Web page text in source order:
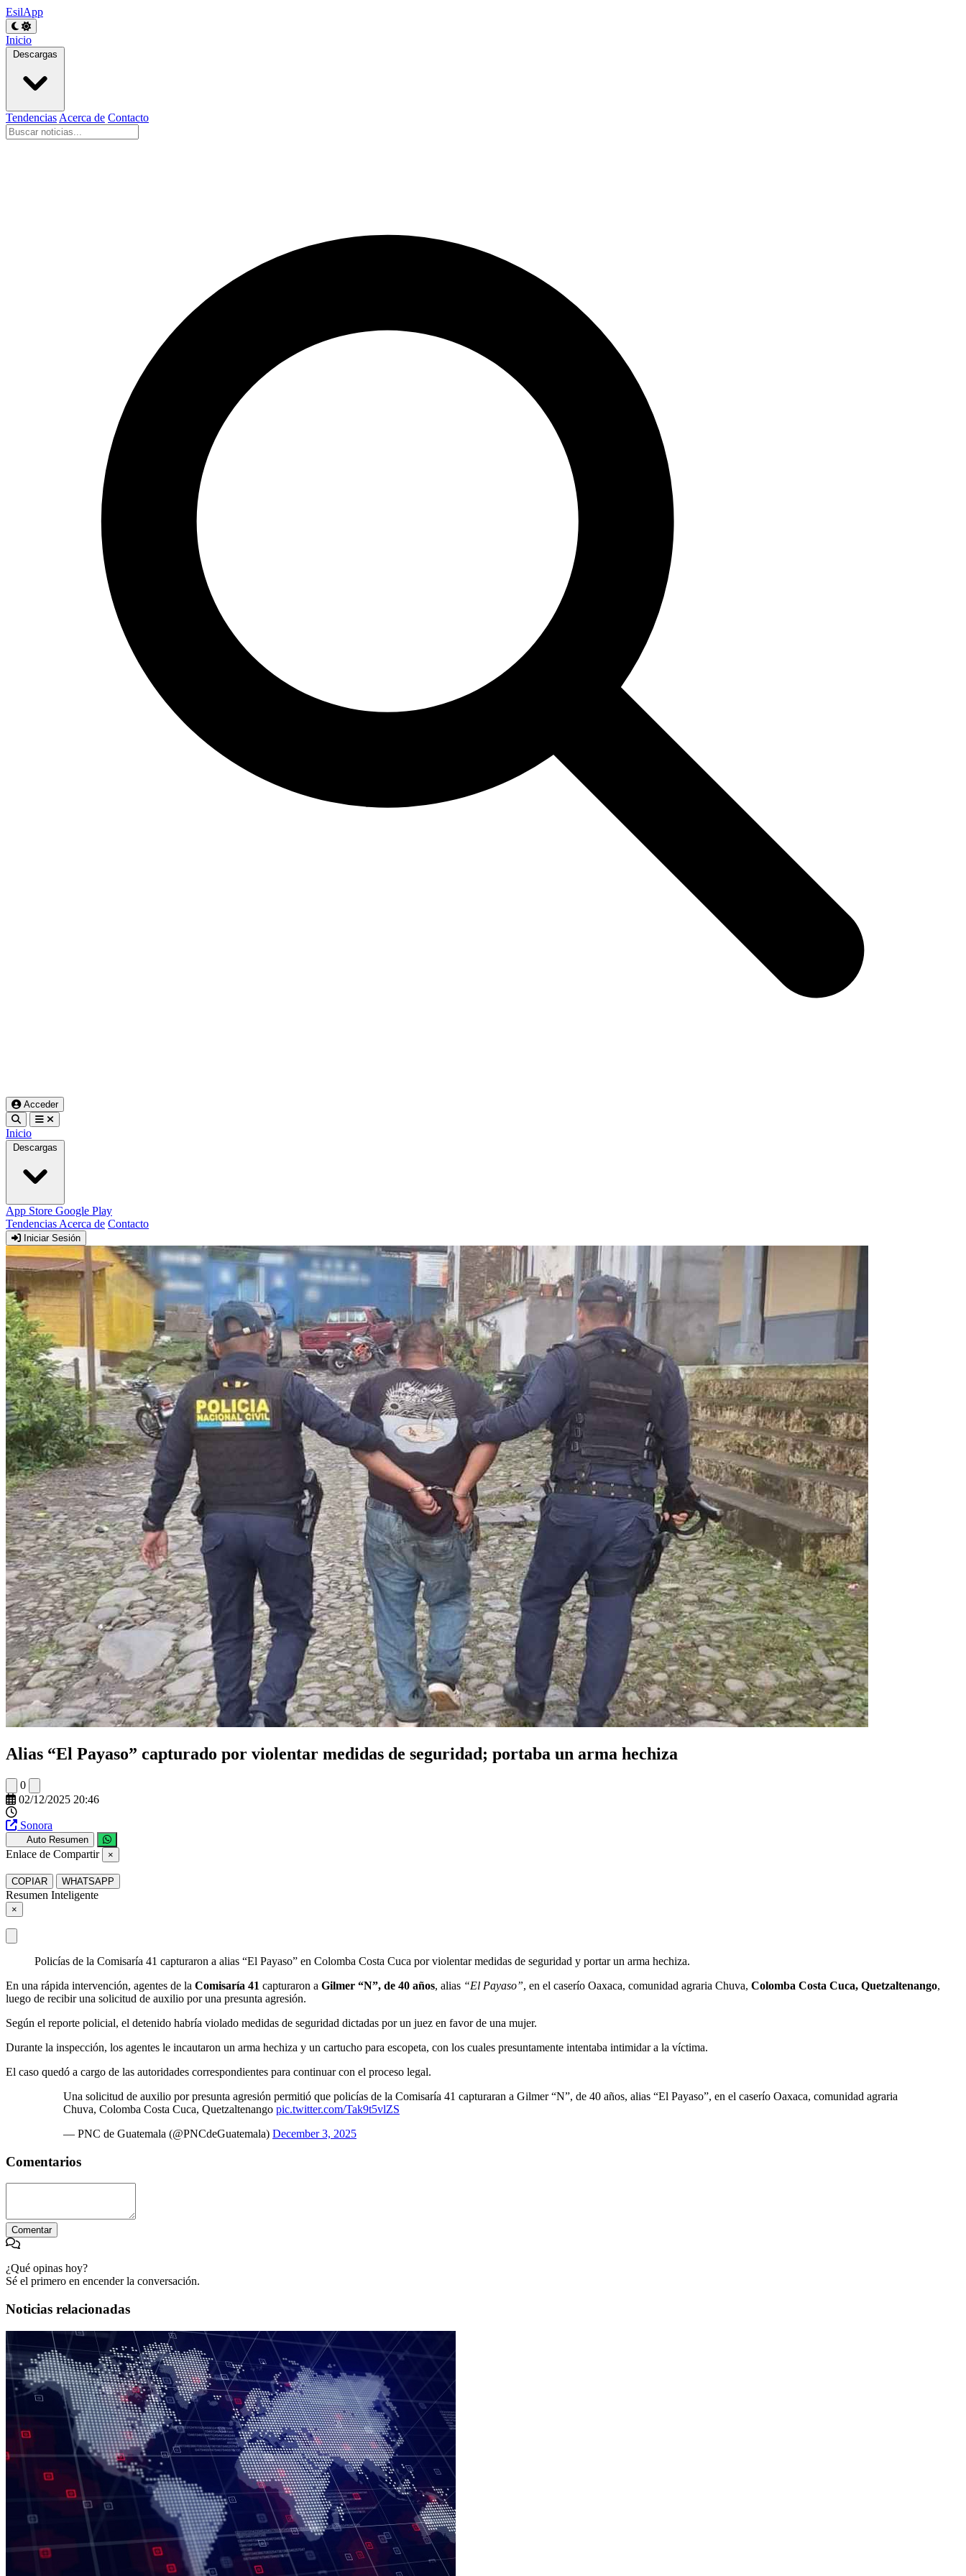
EsilApp
Inicio
Descargas
Tendencias Acerca de Contacto
Acceder
Inicio
Descargas
App Store Google Play
Tendencias Acerca de Contacto
Iniciar Sesión
Alias “El Payaso” capturado por violentar medidas de seguridad; portaba un arma hechiza
0
02/12/2025 20:46
Sonora
Auto Resumen
Enlace de Compartir ×
COPIAR WHATSAPP
Resumen Inteligente
×
Policías de la Comisaría 41 capturaron a alias “El Payaso” en Colomba Costa Cuca por violentar medidas de seguridad y portar un arma hechiza.
En una rápida intervención, agentes de la Comisaría 41 capturaron a Gilmer “N”, de 40 años, alias “El Payaso”, en el caserío Oaxaca, comunidad agraria Chuva, Colomba Costa Cuca, Quetzaltenango,
luego de recibir una solicitud de auxilio por una presunta agresión.
Según el reporte policial, el detenido habría violado medidas de seguridad dictadas por un juez en favor de una mujer.
Durante la inspección, los agentes le incautaron un arma hechiza y un cartucho para escopeta, con los cuales presuntamente intentaba intimidar a la víctima.
El caso quedó a cargo de las autoridades correspondientes para continuar con el proceso legal.
Una solicitud de auxilio por presunta agresión permitió que policías de la Comisaría 41 capturaran a Gilmer “N”, de 40 años, alias “El Payaso”, en el caserío Oaxaca, comunidad agraria
Chuva, Colomba Costa Cuca, Quetzaltenango pic.twitter.com/Tak9t5vlZS
— PNC de Guatemala (@PNCdeGuatemala) December 3, 2025
Comentarios
Comentar
¿Qué opinas hoy?
Sé el primero en encender la conversación.
Noticias relacionadas